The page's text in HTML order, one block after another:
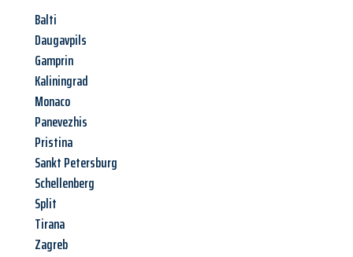
Balti
Daugavpils
Gamprin
Kaliningrad
Monaco
Panevezhis
Pristina
Sankt Petersburg
Schellenberg
Split
Tirana
Zagreb